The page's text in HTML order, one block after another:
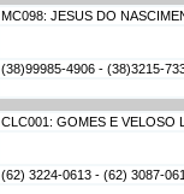
MC098: JESUS DO
(38)99985-4906 - (38)3215-
CLC001: GOMES E VELOSO
(62) 3224-0613 - (62) 3087-